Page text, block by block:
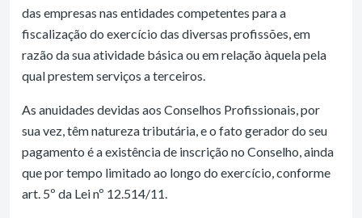
das empresas nas entidades competentes para a
fiscalização do exercício das diversas profissões, em
razão da sua atividade básica ou em relação àquela pela
qual prestem serviços a terceiros.
As anuidades devidas aos Conselhos Profissionais, por
sua vez, têm natureza tributária, e o fato gerador do seu
pagamento é a existência de inscrição no Conselho, ainda
que por tempo limitado ao longo do exercício, conforme
art. 5º da Lei nº 12.514/11.